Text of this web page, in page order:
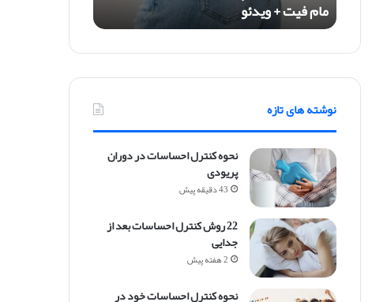
ت
س
؟
1
0
ن
ک
ت
ه
س
ت
ش
و
ا
مام فیت + ویدئو
نوشته های تازه
نحوه کنترل احساسات در دوران
پریودی
43 دقیقه پیش
22 روش کنترل احساسات بعد از
جدایی
2 هفته پیش
نحوه کنترل احساسات خود در